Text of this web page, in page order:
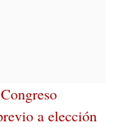
a elección